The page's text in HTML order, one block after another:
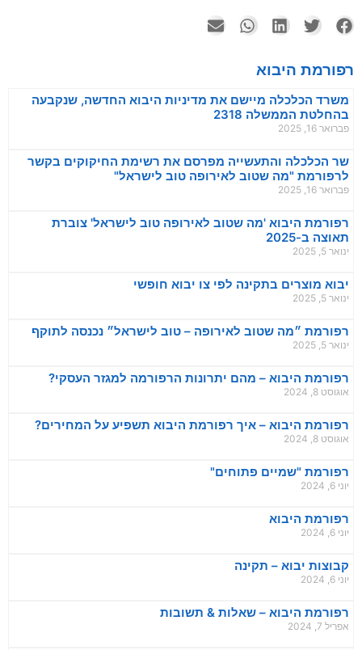
רפורמת היבוא
משרד הכלכלה מיישם את מדיניות היבוא החדשה, שנקבעה
בהחלטת הממשלה 2318
פברואר 16, 2025
שר הכלכלה והתעשייה מפרסם את רשימת החיקוקים בקשר
לרפורמת "מה שטוב לאירופה טוב לישראל"
פברואר 16, 2025
רפורמת היבוא 'מה שטוב לאירופה טוב לישראל' צוברת
תאוצה ב-2025
ינואר 5, 2025
יבוא מוצרים בתקינה לפי צו יבוא חופשי
ינואר 5, 2025
רפורמת ״מה שטוב לאירופה – טוב לישראל״ נכנסה לתוקף
ינואר 5, 2025
רפורמת היבוא – מהם יתרונות הרפורמה למגזר העסקי?
אוגוסט 8, 2024
רפורמת היבוא – איך רפורמת היבוא תשפיע על המחירים?
אוגוסט 8, 2024
רפורמת "שמיים פתוחים"
יוני 6, 2024
רפורמת היבוא
יוני 6, 2024
קבוצות יבוא – תקינה
יוני 6, 2024
רפורמת היבוא – שאלות & תשובות
אפריל 7, 2024